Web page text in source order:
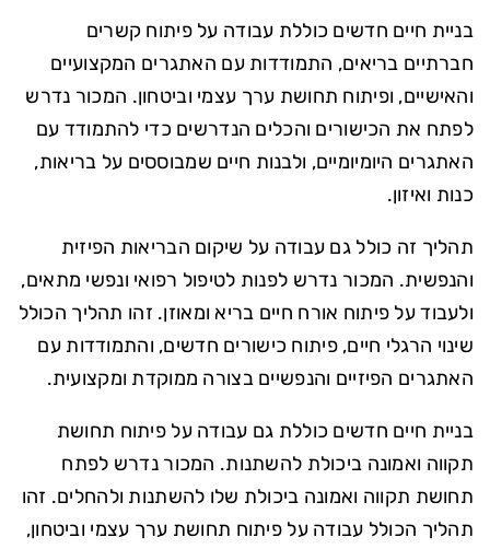
בניית חיים חדשים כוללת עבודה על פיתוח קשרים
חברתיים בריאים, התמודדות עם האתגרים המקצועיים
והאישיים, ופיתוח תחושת ערך עצמי וביטחון. המכור נדרש
לפתח את הכישורים והכלים הנדרשים כדי להתמודד עם
האתגרים היומיומיים, ולבנות חיים שמבוססים על בריאות,
כנות ואיזון.
תהליך זה כולל גם עבודה על שיקום הבריאות הפיזית
והנפשית. המכור נדרש לפנות לטיפול רפואי ונפשי מתאים,
ולעבוד על פיתוח אורח חיים בריא ומאוזן. זהו תהליך הכולל
שינוי הרגלי חיים, פיתוח כישורים חדשים, והתמודדות עם
האתגרים הפיזיים והנפשיים בצורה ממוקדת ומקצועית.
בניית חיים חדשים כוללת גם עבודה על פיתוח תחושת
תקווה ואמונה ביכולת להשתנות. המכור נדרש לפתח
תחושת תקווה ואמונה ביכולת שלו להשתנות ולהחלים. זהו
תהליך הכולל עבודה על פיתוח תחושת ערך עצמי וביטחון,